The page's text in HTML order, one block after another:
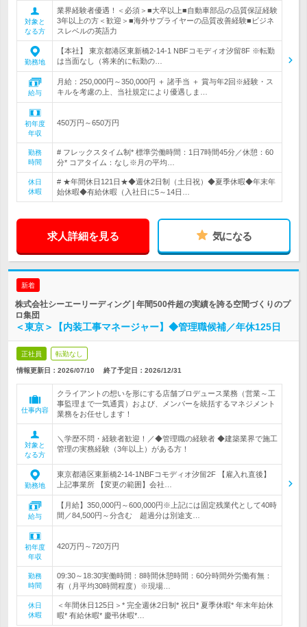
対象と
なる方
業界経験者優遇！＜必須＞■大卒以上■自動車部品の品質保証経験
3年以上の方＜歓迎＞■海外サプライヤーの品質改善経験■ビジネ
スレベルの英語力
勤務地
【本社】 東京都港区東新橋2-14-1 NBFコモディオ汐留8F ※転勤
は当面なし（将来的に転勤の…
給与
月給：250,000円～350,000円 ＋ 諸手当 ＋ 賞与年2回※経験・ス
キルを考慮の上、当社規定により優遇しま…
初年度
年収
450万円～650万円
勤務
時間
# フレックスタイム制* 標準労働時間：1日7時間45分／休憩：60
分* コアタイム：なし※月の平均…
休日
休暇
# ★年間休日121日★◆週休2日制（土日祝）◆夏季休暇◆年末年
始休暇◆有給休暇（入社日に5～14日…
求人詳細を見る 気になる
新着
株式会社シーエーリーディング | 年間500件超の実績を誇る空間づくりのプ
ロ集団
＜東京＞【内装工事マネージャー】◆管理職候補／年休125日
正社員 転勤なし
情報更新日：2026/07/10 終了予定日： 2026/12/31
仕事内容
クライアントの想いを形にする店舗プロデュース業務（営業～工
事監理まで一気通貫）および、メンバーを統括するマネジメント
業務をお任せします！
対象と
なる方
＼学歴不問・経験者歓迎！／◆管理職の経験者 ◆建築業界で施工
管理の実務経験（3年以上）がある方！
勤務地
東京都港区東新橋2-14-1NBFコモディオ汐留2F 【雇入れ直後】
上記事業所 【変更の範囲】会社…
給与
【月給】350,000円～600,000円※上記には固定残業代として40時
間／84,500円～分含む 超過分は別途支…
初年度
年収
420万円～720万円
勤務
時間
09:30～18:30実働時間：8時間休憩時間：60分時間外労働有無：
有（月平均30時間程度）※現場…
休日
休暇
＜年間休日125日＞* 完全週休2日制* 祝日* 夏季休暇* 年末年始休
暇* 有給休暇* 慶弔休暇*…